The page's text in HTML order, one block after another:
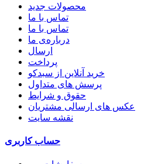
محصولات جدید
تماس با ما
تماس با ما
درباره‌ی ما
ارسال
پرداخت
خرید آنلاین از سبدکو
پرسش های متداول
حقوق و شرایط
عکس های ارسالی مشتریان
نقشه سایت
حساب کاربری